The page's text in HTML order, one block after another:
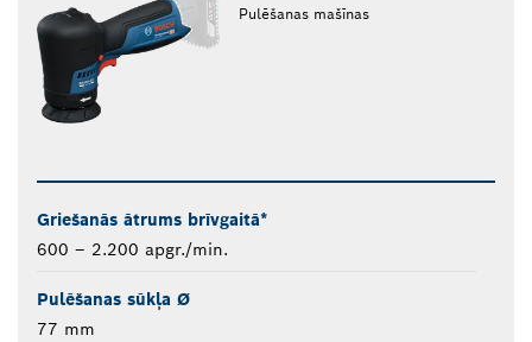
Pulēšanas mašīnas
Griešanās ātrums brīvgaitā*
600 – 2.200 apgr./min.
Pulēšanas sūkļa Ø
77 mm